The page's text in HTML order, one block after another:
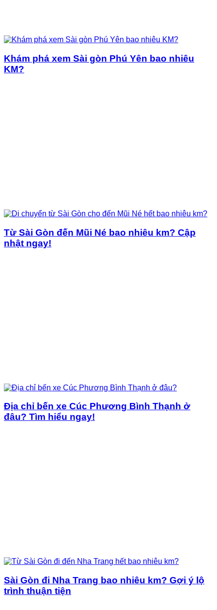
Khám phá xem Sài gòn Phú Yên bao nhiêu
KM?
Từ Sài Gòn đến Mũi Né bao nhiêu km? Cập
nhật ngay!
Địa chỉ bến xe Cúc Phương Bình Thạnh ở
đâu? Tìm hiểu ngay!
Sài Gòn đi Nha Trang bao nhiêu km? Gợi ý lộ
trình thuận tiện